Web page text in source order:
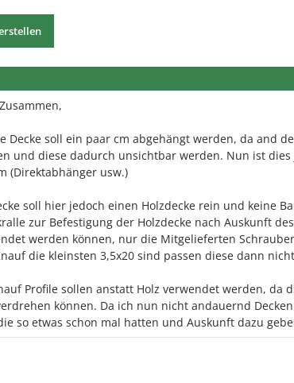
Decke soll ein paar cm abgehängt werden, da and
und diese dadurch unsichtbar werden. Nun ist
(Direktabhänger usw.)
soll hier jedoch einen Holzdecke rein und keine
zur Befestigung der Holzdecke nach Auskunft
werden können, nur die Mitgelieferten
die kleinsten 3,5x20 sind passen diese dann
Profile sollen anstatt Holz verwendet werden, da
können. Da ich nun nicht andauernd
so etwas schon mal hatten und Auskunft dazu